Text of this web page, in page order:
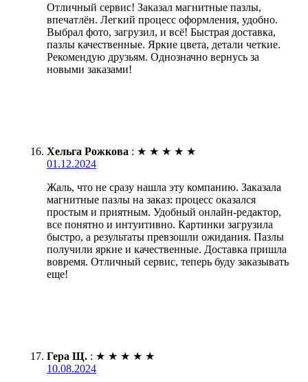
Отличный сервис! Заказал магнитные пазлы,
впечатлён. Легкий процесс оформления, удобно.
Выбрал фото, загрузил, и всё! Быстрая доставка,
пазлы качественные. Яркие цвета, детали четкие.
Рекомендую друзьям. Однозначно вернусь за
новыми заказами!
Хельга Рожкова : ★ ★ ★ ★ ★
01.12.2024
Жаль, что не сразу нашла эту компанию. Заказала
магнитные пазлы на заказ: процесс оказался
простым и приятным. Удобный онлайн-редактор,
все понятно и интуитивно. Картинки загрузила
быстро, а результаты превзошли ожидания. Пазлы
получили яркие и качественные. Доставка пришла
вовремя. Отличный сервис, теперь буду заказывать
еще!
Гера Щ. : ★ ★ ★ ★ ★
10.08.2024